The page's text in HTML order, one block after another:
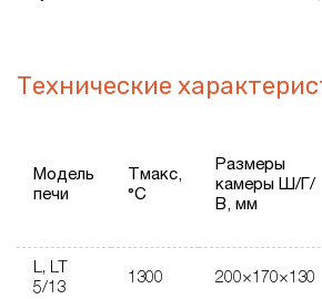
Технические
Модель
печи
Tмакс,
°C
Размеры
камеры Ш/Г/
В, мм
L, LT
5/13
1300 200×170×130